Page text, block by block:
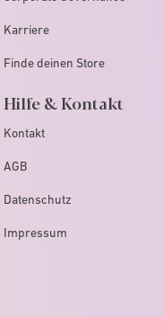
Karriere
Finde deinen Store
Hilfe & Kontakt
Kontakt
AGB
Datenschutz
Impressum